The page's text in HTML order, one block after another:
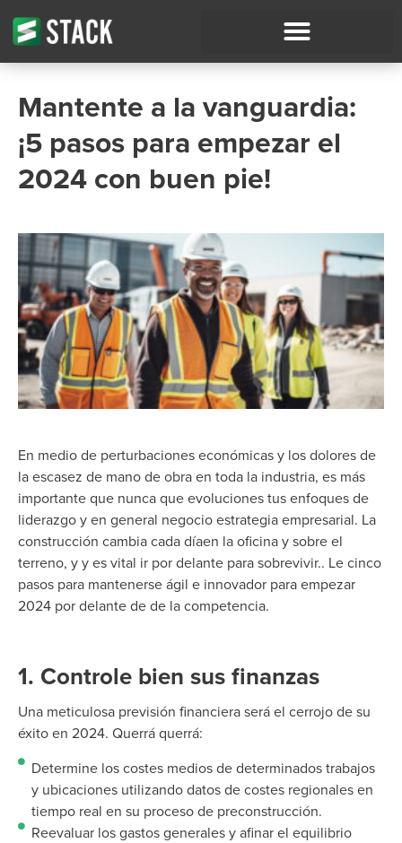
Mantente a la vanguardia:
¡5 pasos para empezar el
2024 con buen pie!
En medio de perturbaciones económicas y los dolores de
la escasez de mano de obra en toda la industria, es más
importante que nunca que evoluciones tus enfoques de
liderazgo y en general negocio estrategia empresarial. La
construcción cambia cada díaen la oficina y sobre el
terreno, y y es vital ir por delante para sobrevivir.. Le cinco
pasos para mantenerse ágil e innovador para empezar
2024 por delante de de la competencia.
1. Controle bien sus finanzas
Una meticulosa previsión financiera será el cerrojo de su
éxito en 2024. Querrá querrá:
Determine los costes medios de determinados trabajos
y ubicaciones utilizando datos de costes regionales en
tiempo real en su proceso de preconstrucción.
Reevaluar los gastos generales y afinar el equilibrio